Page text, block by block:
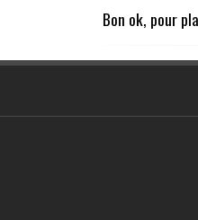
Bon ok, pour